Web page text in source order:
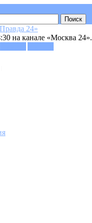
24»
на канале «Москва 24».